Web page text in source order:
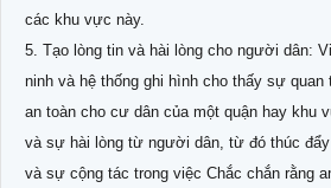
các khu vực này.
5. Tạo lòng tin và hài lòng cho người dân:
ninh và hệ thống ghi hình cho thấy sự
an toàn cho cư dân của một quận hay khu
và sự hài lòng từ người dân, từ đó thúc
và sự cộng tác trong việc Chắc chắn rằng